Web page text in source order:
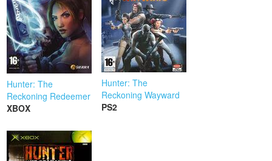
Hunter: The
Reckoning Redeemer
XBOX
Hunter: The
Reckoning Wayward
PS2